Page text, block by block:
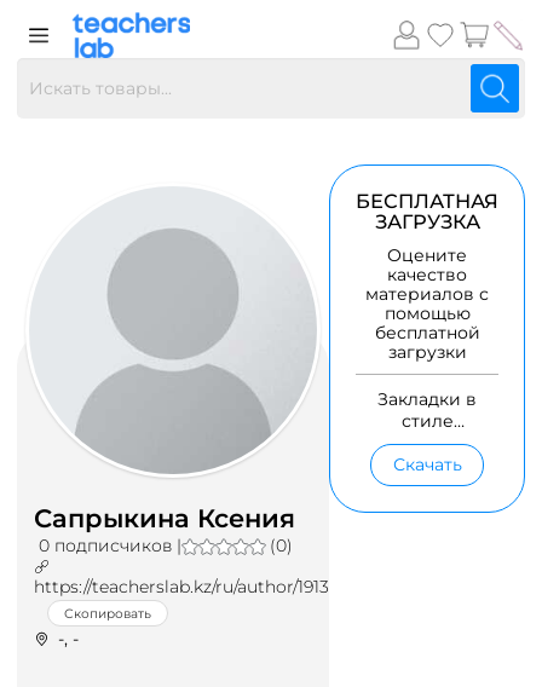
Сапрыкина Ксения
0 подписчиков |
(0)
https://teacherslab.kz/ru/author/1913
Скопировать
-, -
БЕСПЛАТНАЯ
ЗАГРУЗКА
Оцените
качество
материалов с
помощью
бесплатной
загрузки
Закладки в
стиле
"Смешарики"
Скачать